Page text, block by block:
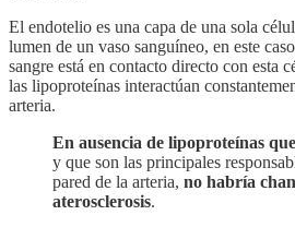
El endotelio es una capa de una sola
lumen de un vaso sanguíneo, en este
sangre está en contacto directo con esta
las lipoproteínas interactúan
arteria.
En ausencia de lipoproteínas
y que son las principales
pared de la arteria, no habría
aterosclerosis.